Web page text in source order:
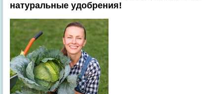
натуральные удобрения!